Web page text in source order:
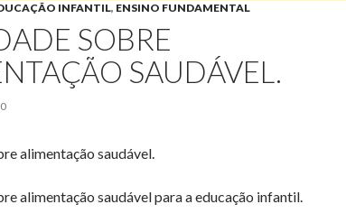
INFANTIL, ENSINO FUNDAMENTAL
SOBRE
SAUDÁVEL.
alimentação saudável.
alimentação saudável para a educação infantil.